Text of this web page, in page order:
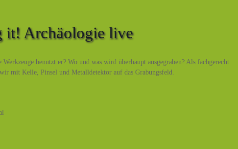
it! Archäologie live
benutzt er? Wo und was wird überhaupt ausgegraben? Als fachgerecht
wir mit Kelle, Pinsel und Metalldetektor auf das Grabungsfeld.